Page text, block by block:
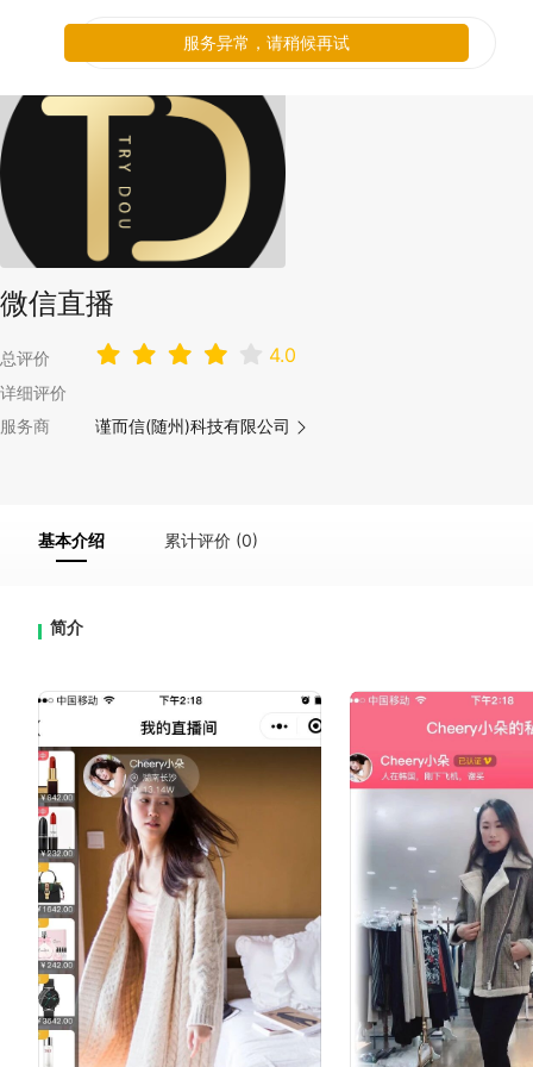
微信直播
总评价 4.0
详细评价
服务商
谨而信(随州)科技有限公司
基本介绍 累计评价 (0)
简介
服务异常，请稍候再试